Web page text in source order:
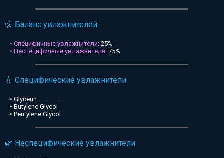
💦 Баланс увлажнителей
• Специфичные увлажнители: 25%
• Неспецифичные увлажнители: 75%
💧 Специфические увлажнители
• Glycerin
• Butylene Glycol
• Pentylene Glycol
🌿 Неспецифические увлажнители